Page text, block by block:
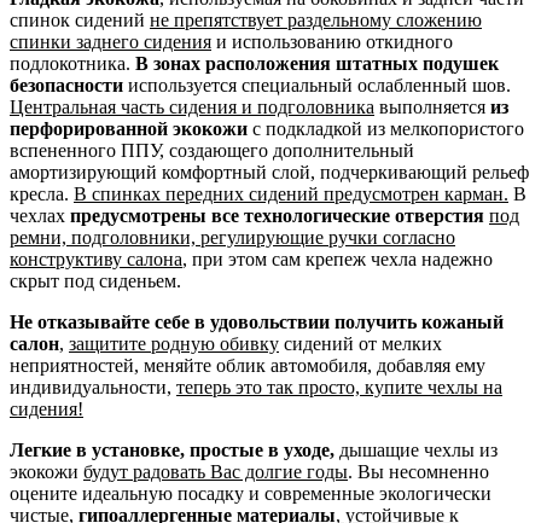
спинок сидений не препятствует раздельному сложению
спинки заднего сидения и использованию откидного
подлокотника. В зонах расположения штатных подушек
безопасности используется специальный ослабленный шов.
Центральная часть сидения и подголовника выполняется из
перфорированной экокожи с подкладкой из мелкопористого
вспененного ППУ, создающего дополнительный
амортизирующий комфортный слой, подчеркивающий рельеф
кресла. В спинках передних сидений предусмотрен карман. В
чехлах предусмотрены все технологические отверстия под
ремни, подголовники, регулирующие ручки согласно
конструктиву салона, при этом сам крепеж чехла надежно
скрыт под сиденьем.
Не отказывайте себе в удовольствии получить кожаный
салон, защитите родную обивку сидений от мелких
неприятностей, меняйте облик автомобиля, добавляя ему
индивидуальности, теперь это так просто, купите чехлы на
сидения!
Легкие в установке, простые в уходе, дышащие чехлы из
экокожи будут радовать Вас долгие годы. Вы несомненно
оцените идеальную посадку и современные экологически
чистые, гипоаллергенные материалы, устойчивые к